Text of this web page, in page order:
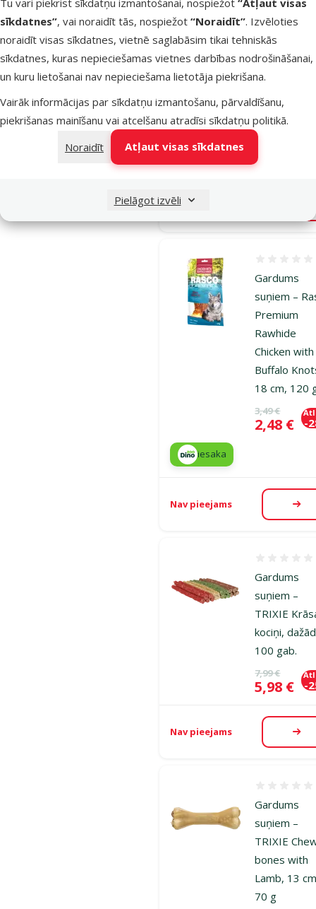
sīkdatnes”, vai noraidīt tās, nospiežot “Noraidīt”. Izvēloties
noraidīt visas sīkdatnes, vietnē saglabāsim tikai tehniskās
sīkdatnes, kuras nepieciešamas vietnes darbības nodrošināšanai,
un kuru lietošanai nav nepieciešama lietotāja piekrišana.
Vairāk informācijas par sīkdatņu izmantošanu, pārvaldīšanu,
piekrišanas mainīšanu vai atcelšanu atradīsi sīkdatņu politikā.
Noraidīt
Atļaut visas sīkdatnes
Pielāgot izvēli
Pressed
21 cm, 170
Atsauksmes
Cena
2,98 €
Noliktavā
Gardums
suņiem –
Premium
Rawhide
Chicken with
Buffalo
18 cm, 120
Oriģinālā
3,49 €
Cena
2,48 € -
iesaka
Nav pieejams
Gardums
suņiem –
TRIXIE
kociņi,
100 gab.
Oriģinālā
7,99 €
Cena
5,98 € -
Nav pieejams
Gardums
suņiem –
TRIXIE
bones with
Lamb, 13
70 g